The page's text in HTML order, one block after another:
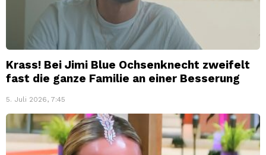
Krass! Bei Jimi Blue Ochsenknecht zweifelt
fast die ganze Familie an einer Besserung
5. Juli 2026, 7:45